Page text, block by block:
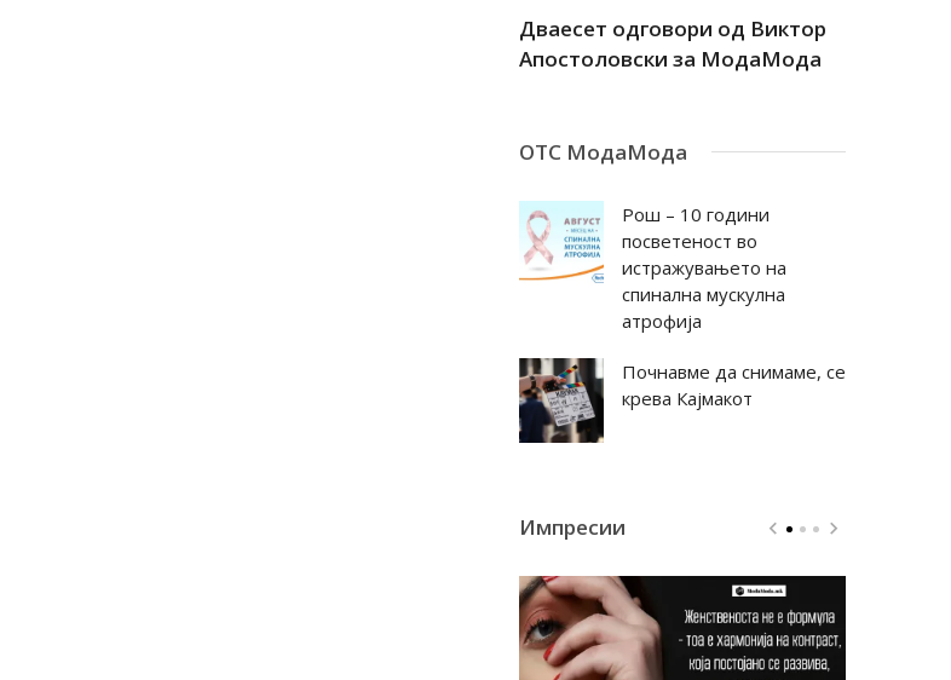
Дваесет одговори од Виктор
Апостоловски за МодаМода
ОТС МодаМода
Рош – 10 години
посветеност во
истражувањето на
спинална мускулна
атрофија
Почнавме да снимаме, се
крева Кајмакот
Импресии